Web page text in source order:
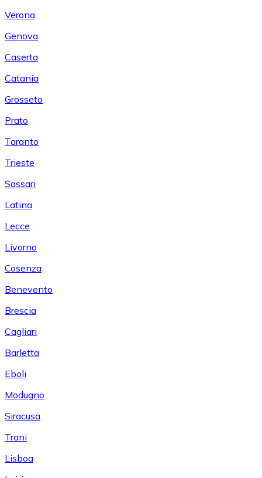
Verona
Genova
Caserta
Catania
Grosseto
Prato
Taranto
Trieste
Sassari
Latina
Lecce
Livorno
Cosenza
Benevento
Brescia
Cagliari
Barletta
Eboli
Modugno
Siracusa
Trani
Lisboa